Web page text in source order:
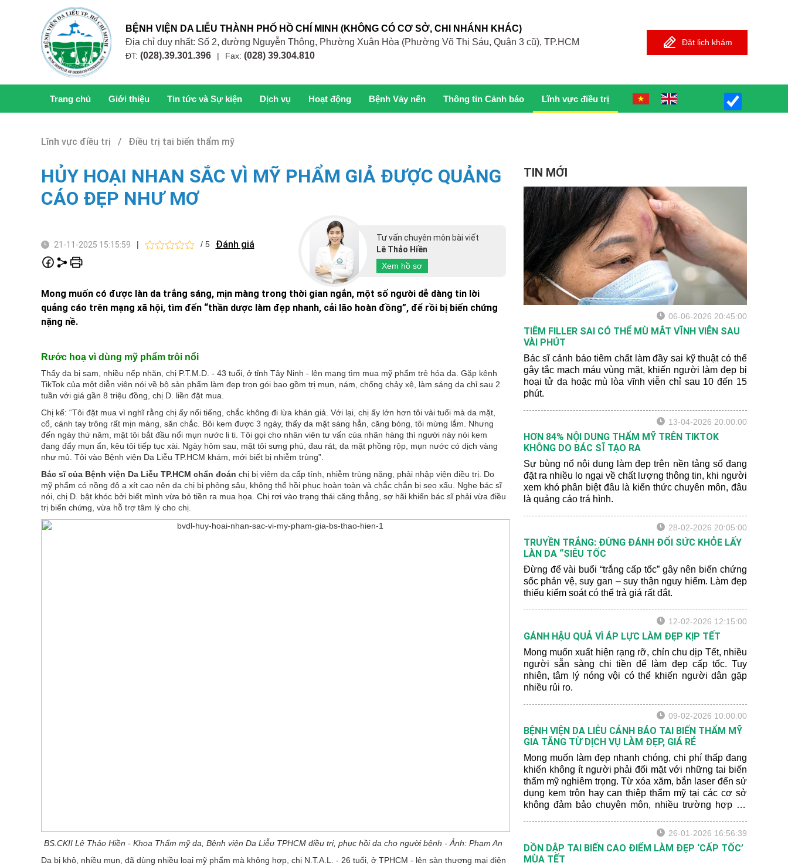
BỆNH VIỆN DA LIỄU THÀNH PHỐ HỒ CHÍ MINH (KHÔNG CÓ CƠ SỞ, CHI NHÁNH KHÁC)
Địa chỉ duy nhất: Số 2, đường Nguyễn Thông, Phường Xuân Hòa (Phường Võ Thị Sáu, Quận 3 cũ), TP.HCM
ĐT: (028).39.301.396 | Fax: (028) 39.304.810
Đặt lịch khám
Trang chủ Giới thiệu Tin tức và Sự kiện Dịch vụ Hoạt động Bệnh Vảy nến Thông tin Cảnh báo Lĩnh vực điều trị
Lĩnh vực điều trị / Điều trị tai biến thẩm mỹ
HỦY HOẠI NHAN SẮC VÌ MỸ PHẨM GIẢ ĐƯỢC QUẢNG
CÁO ĐẸP NHƯ MƠ
21-11-2025 15:15:59 | / 5 Đánh giá
Tư vấn chuyên môn bài viết
Lê Thảo Hiền
Xem hồ sơ
Mong muốn có được làn da trắng sáng, mịn màng trong thời gian ngắn, một số người dễ dàng tin lời
quảng cáo trên mạng xã hội, tìm đến “thần dược làm đẹp nhanh, cải lão hoàn đồng”, để rồi bị biến chứng
nặng nề.
Rước hoạ vì dùng mỹ phẩm trôi nổi
Thấy da bị sạm, nhiều nếp nhăn, chị P.T.M.D. - 43 tuổi, ở tỉnh Tây Ninh - lên mạng tìm mua mỹ phẩm trẻ hóa da. Gặp kênh
TikTok của một diễn viên nói về bộ sản phẩm làm đẹp trọn gói bao gồm trị mụn, nám, chống chảy xệ, làm sáng da chỉ sau 2
tuần với giá gần 8 triệu đồng, chị D. liền đặt mua.
Chị kể: “Tôi đặt mua vì nghĩ rằng chị ấy nổi tiếng, chắc không đi lừa khán giả. Với lại, chị ấy lớn hơn tôi vài tuổi mà da mặt,
cổ, cánh tay trông rất mịn màng, săn chắc. Bôi kem được 3 ngày, thấy da mặt sáng hẳn, căng bóng, tôi mừng lắm. Nhưng
đến ngày thứ năm, mặt tôi bắt đầu nổi mụn nước li ti. Tôi gọi cho nhân viên tư vấn của nhãn hàng thì người này nói kem
đang đẩy mụn ẩn, kêu tôi tiếp tục xài. Ngày hôm sau, mặt tôi sưng phù, đau rát, da mặt phồng rộp, mụn nước có dịch vàng
như mủ. Tôi vào Bệnh viện Da Liễu TP.HCM khám, mới biết bị nhiễm trùng”.
Bác sĩ của Bệnh viện Da Liễu TP.HCM chẩn đoán chị bị viêm da cấp tính, nhiễm trùng nặng, phải nhập viện điều trị. Do
mỹ phẩm có nồng độ a xít cao nên da chị bị phỏng sâu, không thể hồi phục hoàn toàn và chắc chắn bị sẹo xấu. Nghe bác sĩ
nói, chị D. bật khóc bởi biết mình vừa bỏ tiền ra mua họa. Chị rơi vào trạng thái căng thẳng, sợ hãi khiến bác sĩ phải vừa điều
trị biến chứng, vừa hỗ trợ tâm lý cho chị.
BS.CKII Lê Thảo Hiền - Khoa Thẩm mỹ da, Bệnh viện Da Liễu TPHCM điều trị, phục hồi da cho người bệnh - Ảnh: Phạm An
Da bị khô, nhiều mụn, đã dùng nhiều loại mỹ phẩm mà không hợp, chị N.T.A.L. - 26 tuổi, ở TPHCM - lên sàn thương mại điện
TIN MỚI
06-06-2026 20:45:00
TIÊM FILLER SAI CÓ THỂ MÙ MẮT VĨNH VIỄN SAU
VÀI PHÚT
Bác sĩ cảnh báo tiêm chất làm đầy sai kỹ thuật có thể
gây tắc mạch máu vùng mặt, khiến người làm đẹp bị
hoại tử da hoặc mù lòa vĩnh viễn chỉ sau 10 đến 15
phút.
13-04-2026 20:00:00
HƠN 84% NỘI DUNG THẨM MỸ TRÊN TIKTOK
KHÔNG DO BÁC SĨ TẠO RA
Sự bùng nổ nội dung làm đẹp trên nền tảng số đang
đặt ra nhiều lo ngại về chất lượng thông tin, khi người
xem khó phân biệt đâu là kiến thức chuyên môn, đâu
là quảng cáo trá hình.
28-02-2026 20:05:00
TRUYỀN TRẮNG: ĐỪNG ĐÁNH ĐỔI SỨC KHỎE LẤY
LÀN DA “SIÊU TỐC
Đừng để vài buổi “trắng cấp tốc” gây nên biến chứng
sốc phản vệ, suy gan – suy thận nguy hiểm. Làm đẹp
thiếu kiểm soát có thể trả giá rất đắt.
12-02-2026 12:15:00
GÁNH HẬU QUẢ VÌ ÁP LỰC LÀM ĐẸP KỊP TẾT
Mong muốn xuất hiện rạng rỡ, chỉn chu dịp Tết, nhiều
người sẵn sàng chi tiền để làm đẹp cấp tốc. Tuy
nhiên, tâm lý nóng vội có thể khiến người dân gặp
nhiều rủi ro.
09-02-2026 10:00:00
BỆNH VIỆN DA LIỄU CẢNH BÁO TAI BIẾN THẨM MỸ
GIA TĂNG TỪ DỊCH VỤ LÀM ĐẸP, GIÁ RẺ
Mong muốn làm đẹp nhanh chóng, chi phí thấp đang
khiến không ít người phải đối mặt với những tai biến
thẩm mỹ nghiêm trọng. Từ xóa xăm, bắn laser đến sử
dụng kem trộn hay can thiệp thẩm mỹ tại các cơ sở
không đảm bảo chuyên môn, nhiều trường hợp đã
26-01-2026 16:56:39
DỒN DẬP TAI BIẾN CAO ĐIỂM LÀM ĐẸP ‘CẤP TỐC’
MÙA TẾT